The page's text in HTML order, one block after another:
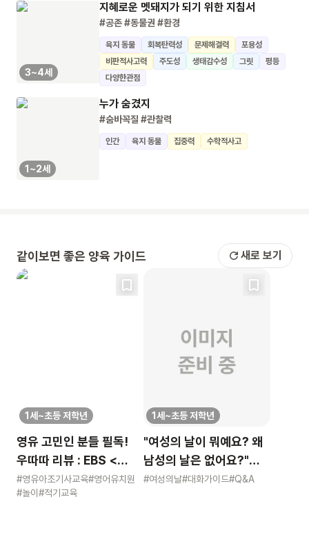
3~4세
지혜로운 멧돼지가 되기 위한 지침서
#공존#동물권 #환경
육지 동물 회복탄력성 문제해결력
포용성
비판적사고력
주도성 생태감수성 그릿
평등
다양한관점
1~2세
누가 숨겼지
#숨바꼭질 #관찰력
인간 육지 동물 집중력 수학적사고
같이보면 좋은 양육 가이드 새로 보기
1세~초등 저학년
영유 고민인 분들 필독!
우따따 리뷰 : EBS <
영유아 사교육 보고서>
#영유아조기사교육#영어유치원
#놀이 #적기교육
1세~초등 저학년
"여성의 날이 뭐예요? 왜
남성의 날은 없어요?"
묻는 어린이에게 이렇게
#여성의날#대화가이드#Q&A